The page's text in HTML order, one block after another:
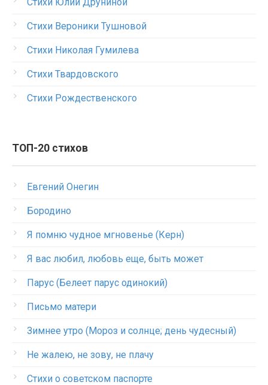
Стихи Вероники Тушновой
Стихи Николая Гумилева
Стихи Твардовского
Стихи Рождественского
ТОП-20 стихов
Евгений Онегин
Бородино
Я помню чудное мгновенье (Керн)
Я вас любил, любовь еще, быть может
Парус (Белеет парус одинокий)
Письмо матери
Зимнее утро (Мороз и солнце; день чудесный)
Не жалею, не зову, не плачу
Стихи о советском паспорте